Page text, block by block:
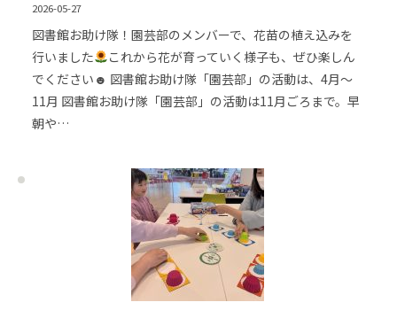
2026-05-27
図書館お助け隊！園芸部のメンバーで、花苗の植え込みを
行いました
これから花が育っていく様子も、ぜひ楽しん
でください☻ 図書館お助け隊「園芸部」の活動は、4月～
11月 図書館お助け隊「園芸部」の活動は11月ごろまで。早
朝や…